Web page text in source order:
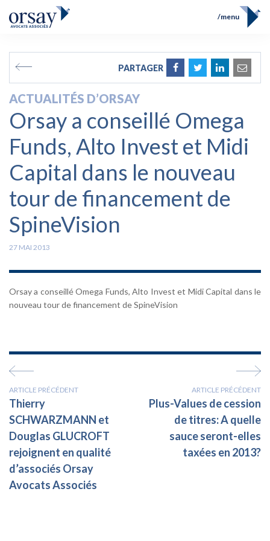
FR
menu
Compétences
Prix et Distinctions
Opérations
Actualités
Contact
PARTAGER
ACTUALITÉS D’ORSAY
Orsay a conseillé Omega
Funds, Alto Invest et Midi
Capital dans le nouveau
tour de financement de
SpineVision
27 MAI 2013
Orsay a conseillé Omega Funds, Alto Invest et Midi Capital dans le
nouveau tour de financement de SpineVision
ARTICLE PRÉCÉDENT
Thierry
SCHWARZMANN et
Douglas GLUCROFT
rejoignent en qualité
d’associés Orsay
Avocats Associés
ARTICLE PRÉCÉDENT
Plus-Values de cession
de titres: A quelle
sauce seront-elles
taxées en 2013?